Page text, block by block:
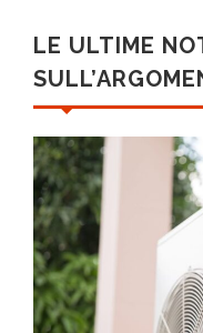
LE ULTIME